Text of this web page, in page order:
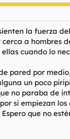
la fuerza
a hombres
cuando lo
pared por
un poco
no paraba de
si empiezan
que no